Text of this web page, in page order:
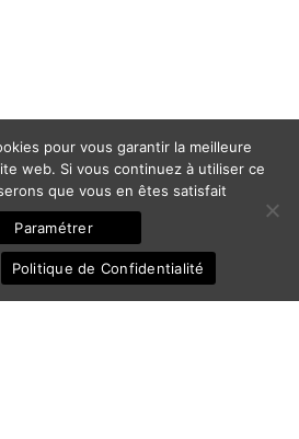
pour vous garantir la meilleure
web. Si vous continuez à utiliser ce
que vous en êtes satisfait
Paramétrer
Politique de Confidentialité